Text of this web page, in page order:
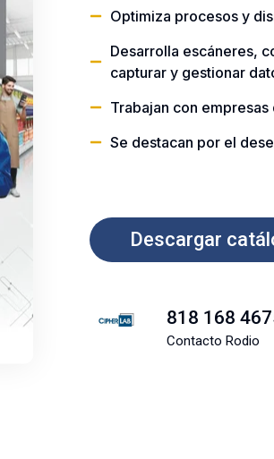
Optimiza procesos y
Desarrolla escáneres,
capturar y gestionar
Trabajan con
Se destacan por el
Descargar
818 168
Contacto Rodio